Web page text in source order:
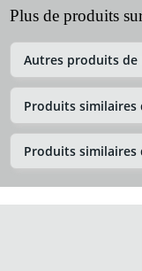
Plus de produits
Autres produits de
Produits similaires
Produits similaires